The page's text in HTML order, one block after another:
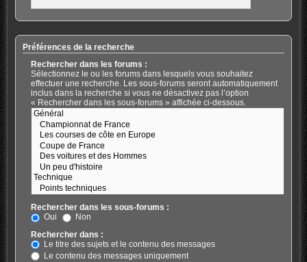
Préférences de la recherche
Rechercher dans les forums :
Sélectionnez le ou les forums dans lesquels vous souhaitez
effectuer une recherche. Les sous-forums seront automatiquement
inclus dans la recherche si vous ne désactivez pas l’option
« Rechercher dans les sous-forums » affichée ci-dessous.
Rechercher dans les sous-forums :
Oui
Non
Rechercher dans :
Le titre des sujets et le contenu des messages
Le contenu des messages uniquement